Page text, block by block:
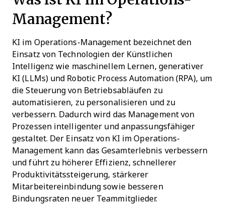
Management?
KI im Operations-Management bezeichnet den
Einsatz von Technologien der Künstlichen
Intelligenz wie maschinellem Lernen, generativer
KI (LLMs) und Robotic Process Automation (RPA), um
die Steuerung von Betriebsabläufen zu
automatisieren, zu personalisieren und zu
verbessern. Dadurch wird das Management von
Prozessen intelligenter und anpassungsfähiger
gestaltet. Der Einsatz von KI im Operations-
Management kann das Gesamterlebnis verbessern
und führt zu höherer Effizienz, schnellerer
Produktivitätssteigerung, stärkerer
Mitarbeitereinbindung sowie besseren
Bindungsraten neuer Teammitglieder.